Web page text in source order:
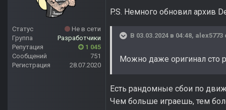
Статус
Не в сети
Группа
Разработчики
Репутация
1 045
Сообщений
751
Регистрация
28.07.2020
P.S. Немного обновил архив
В 03.03.2024 в 04:48, alex5773
Можно даже оригинал сто
Есть рандомные сбои по
Чем больше играешь, тем